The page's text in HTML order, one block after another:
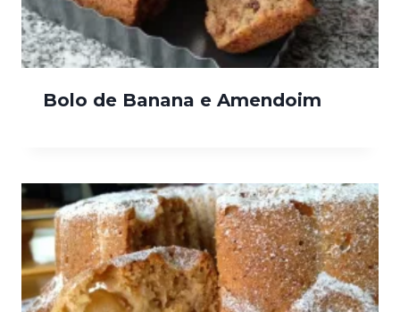
Bolo de Banana e Amendoim